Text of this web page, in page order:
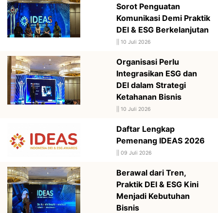
Sorot Penguatan
Komunikasi Demi Praktik
DEI & ESG Berkelanjutan
10 Juli 2026
Organisasi Perlu
Integrasikan ESG dan
DEI dalam Strategi
Ketahanan Bisnis
10 Juli 2026
Daftar Lengkap
Pemenang IDEAS 2026
09 Juli 2026
Berawal dari Tren,
Praktik DEI & ESG Kini
Menjadi Kebutuhan
Bisnis